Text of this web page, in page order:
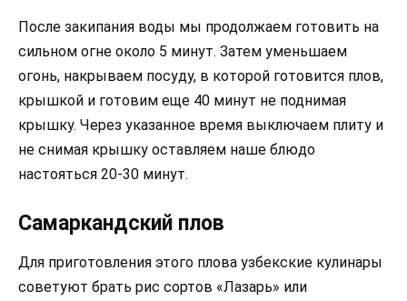
После закипания воды мы продолжаем готовить на
сильном огне около 5 минут. Затем уменьшаем
огонь, накрываем посуду, в которой готовится плов,
крышкой и готовим еще 40 минут не поднимая
крышку. Через указанное время выключаем плиту и
не снимая крышку оставляем наше блюдо
настояться 20-30 минут.
Самаркандский плов
Для приготовления этого плова узбекские кулинары
советуют брать рис сортов «Лазарь» или